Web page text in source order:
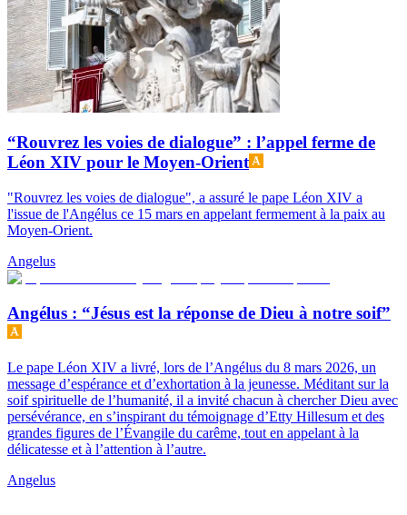
“Rouvrez les voies de dialogue” : l’appel ferme de
Léon XIV pour le Moyen-Orient
"Rouvrez les voies de dialogue", a assuré le pape Léon XIV a
l'issue de l'Angélus ce 15 mars en appelant fermement à la paix au
Moyen-Orient.
Angelus
Angélus : “Jésus est la réponse de Dieu à notre soif”
Le pape Léon XIV a livré, lors de l’Angélus du 8 mars 2026, un
message d’espérance et d’exhortation à la jeunesse. Méditant sur la
soif spirituelle de l’humanité, il a invité chacun à chercher Dieu avec
persévérance, en s’inspirant du témoignage d’Etty Hillesum et des
grandes figures de l’Évangile du carême, tout en appelant à la
délicatesse et à l’attention à l’autre.
Angelus